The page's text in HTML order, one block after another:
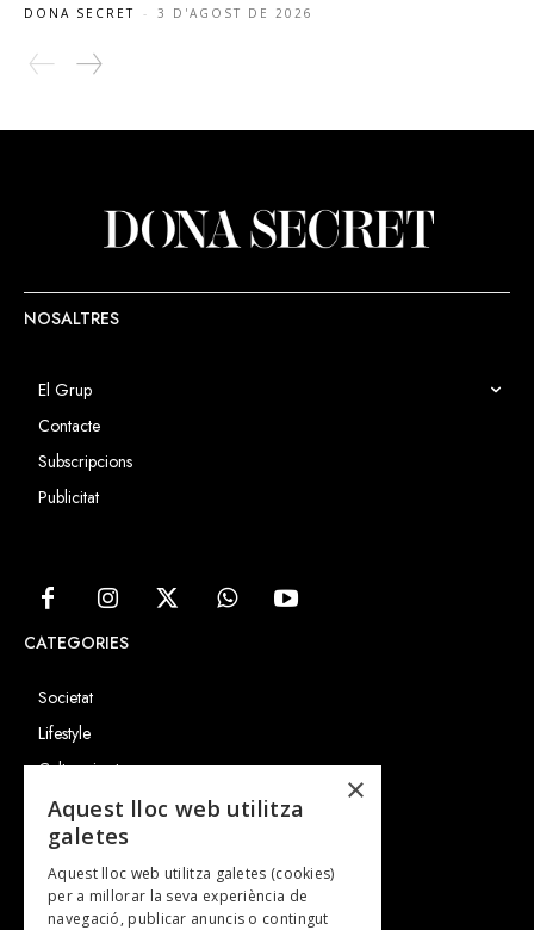
DONA SECRET - 3 D'AGOST DE 2026
NOSALTRES
El Grup
Contacte
Subscripcions
Publicitat
CATEGORIES
Societat
Lifestyle
Cultura i art
Entrevistes
Gastronomia
TV
Plans per fer
×
Aquest lloc web utilitza
galetes
Aquest lloc web utilitza galetes (cookies)
per a millorar la seva experiència de
navegació, publicar anuncis o contingut